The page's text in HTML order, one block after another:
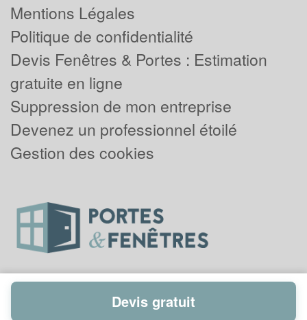
Mentions Légales
Politique de confidentialité
Devis Fenêtres & Portes : Estimation
gratuite en ligne
Suppression de mon entreprise
Devenez un professionnel étoilé
Gestion des cookies
Powered byPlus que pro
Devis gratuit